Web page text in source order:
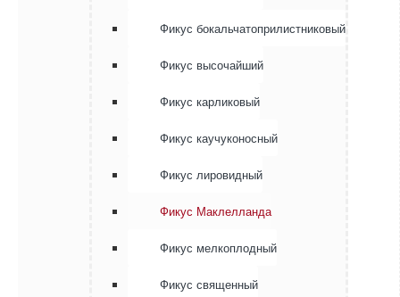
Фикус бокальчатоприлистниковый
Фикус высочайший
Фикус карликовый
Фикус каучуконосный
Фикус лировидный
Фикус Маклелланда
Фикус мелкоплодный
Фикус священный